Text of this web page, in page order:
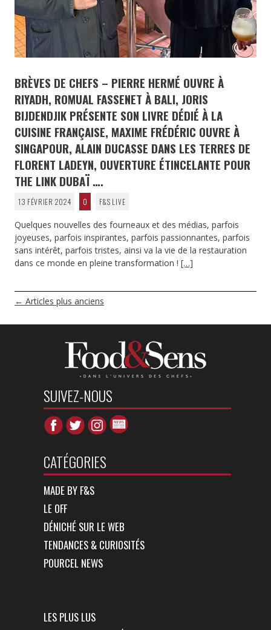
BRÈVES DE CHEFS – PIERRE HERMÉ OUVRE À
RIYADH, ROMUAL FASSENET À BALI, JORIS
BIJDENDJIK PRÉSENTE SON LIVRE DÉDIÉ À LA
CUISINE FRANÇAISE, MAXIME FRÉDÉRIC OUVRE À
SINGAPOUR, ALAIN DUCASSE DANS LES TERRES DE
FLORENT LADEYN, OUVERTURE ÉTINCELANTE POUR
THE LINK DUBAÏ ….
13 FÉVRIER 2024 0 F&S LIVE
Quelques nouvelles des fourneaux et des médias, parfois
joyeuses, parfois inspirantes, parfois passionnantes, parfois
sans intérêt, parfois tristes, ainsi va la vie de la restauration
dans ce monde en pleine transformation ! […]
NAVIGATION
← Articles plus anciens
SUIVEZ-NOUS
CATÉGORIES
MADE BY F&S
LE OFF
DÉNICHÉ SUR LE WEB
TENDANCES & CURIOSITÉS
POURCEL NEWS
LES PLUS LUS